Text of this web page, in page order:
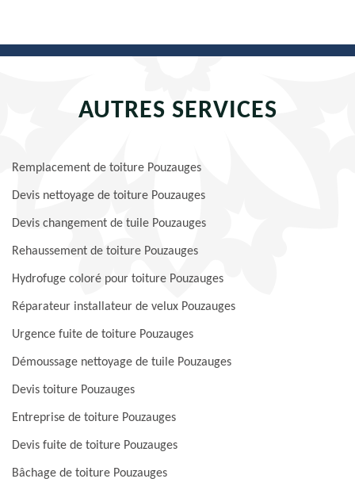
AUTRES SERVICES
Remplacement de toiture Pouzauges
Devis nettoyage de toiture Pouzauges
Devis changement de tuile Pouzauges
Rehaussement de toiture Pouzauges
Hydrofuge coloré pour toiture Pouzauges
Réparateur installateur de velux Pouzauges
Urgence fuite de toiture Pouzauges
Démoussage nettoyage de tuile Pouzauges
Devis toiture Pouzauges
Entreprise de toiture Pouzauges
Devis fuite de toiture Pouzauges
Bâchage de toiture Pouzauges